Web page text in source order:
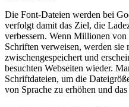
Die Font-Dateien werden bei
verfolgt damit das Ziel, die
verbessern. Wenn Millionen
Schriften verweisen, werden sie
zwischengespeichert und
besuchten Webseiten wieder.
Schriftdateien, um die
von Sprache zu erhöhen und